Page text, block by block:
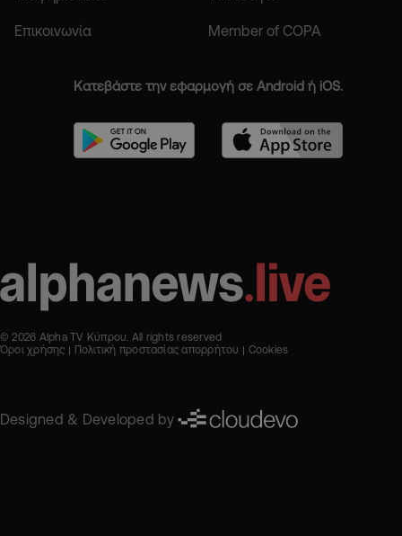
Επικοινωνία Member of COPA
Κατεβάστε την εφαρμογή σε Android ή iOS.
© 2026 Alpha TV Κύπρου. All rights reserved
Όροι χρήσης
Πολιτική προστασίας απορρήτου Cookies
Designed & Developed by